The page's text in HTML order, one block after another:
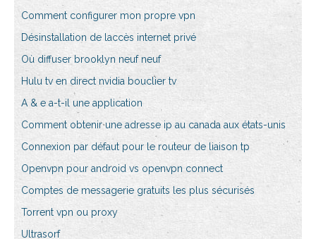
Comment configurer mon propre vpn
Désinstallation de laccès internet privé
Où diffuser brooklyn neuf neuf
Hulu tv en direct nvidia bouclier tv
A & e a-t-il une application
Comment obtenir une adresse ip au canada aux états-unis
Connexion par défaut pour le routeur de liaison tp
Openvpn pour android vs openvpn connect
Comptes de messagerie gratuits les plus sécurisés
Torrent vpn ou proxy
Ultrasorf